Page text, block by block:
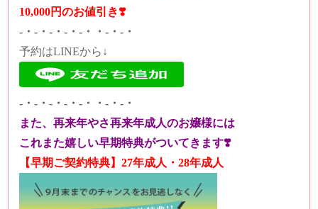
10,000円のお値引き❣️
-・-・-・-・-・・-・-・
予約はLINEから↓
-・-・-・-・-・・-・-・
また、再来年やさ再来年成人のお嬢様には
これまた嬉しい早期特典がついてきます❣️
【早期ご契約特典】27年成人・28年成人